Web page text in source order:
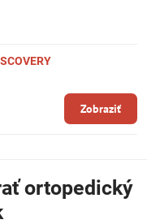
Zobraziť
ortopedický